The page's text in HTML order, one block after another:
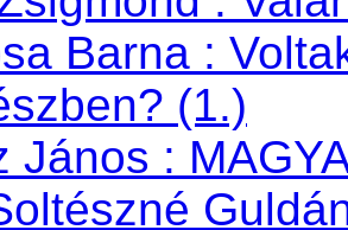
Barna :
(1.)
János :